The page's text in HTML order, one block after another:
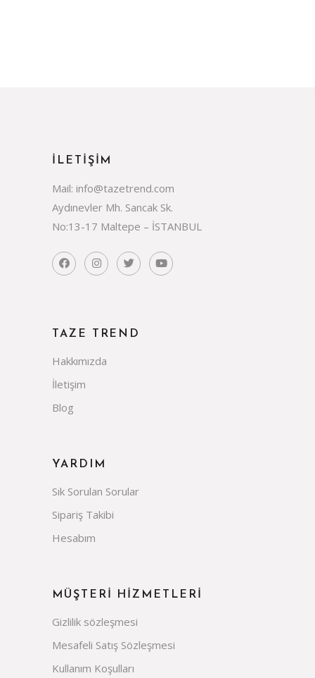
İLETİŞİM
Mail: info@tazetrend.com
Aydınevler Mh. Sancak Sk.
No:13-17 Maltepe – İSTANBUL
TAZE TREND
Hakkımızda
İletişim
Blog
YARDIM
Sık Sorulan Sorular
Sipariş Takibi
Hesabım
MÜŞTERİ HİZMETLERİ
Gizlilik sözleşmesi
Mesafeli Satış Sözleşmesi
Kullanım Koşulları